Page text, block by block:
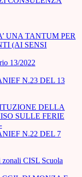
UNA TANTUM PER
(AI SENSI
13/2022
N.23 DEL 13
DELLA
SULLE FERIE
N.22 DEL 7
zonali CISL Scuola